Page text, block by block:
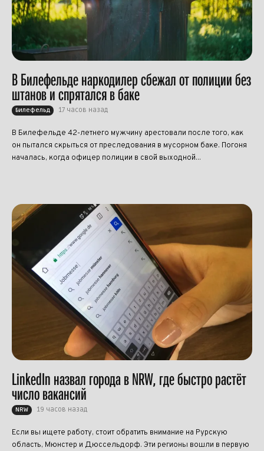
В Билефельде наркодилер сбежал от полиции без
штанов и спрятался в баке
Билефельд 17 часов назад
В Билефельде 42-летнего мужчину арестовали после того, как
он пытался скрыться от преследования в мусорном баке. Погоня
началась, когда офицер полиции в свой выходной...
LinkedIn назвал города в NRW, где быстро растёт
число вакансий
NRW 19 часов назад
Если вы ищете работу, стоит обратить внимание на Рурскую
область, Мюнстер и Дюссельдорф. Эти регионы вошли в первую